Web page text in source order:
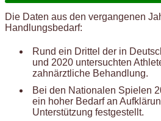
Die Daten aus den vergangenen
Handlungsbedarf:
Rund ein Drittel der in
und 2020 untersuchten
zahnärztliche Behandlung.
Bei den Nationalen Spielen
ein hoher Bedarf an
Unterstützung festgestellt.